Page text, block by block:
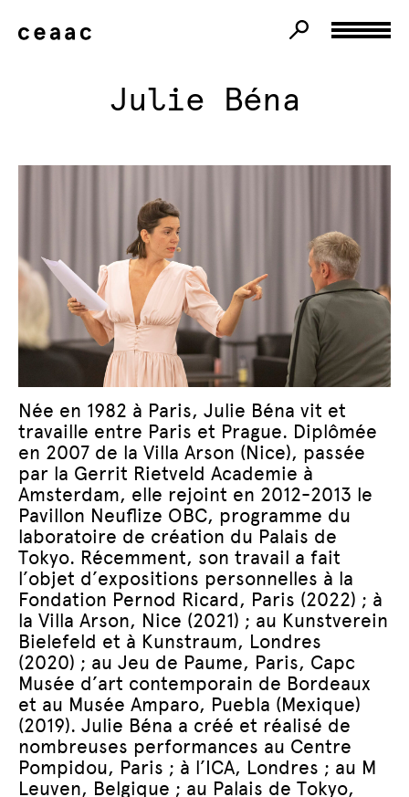
Julie Béna
Née en 1982 à Paris, Julie Béna vit et
travaille entre Paris et Prague. Diplômée
en 2007 de la Villa Arson (Nice), passée
par la Gerrit Rietveld Academie à
Amsterdam, elle rejoint en 2012-2013 le
Pavillon Neuflize OBC, programme du
laboratoire de création du Palais de
Tokyo. Récemment, son travail a fait
l’objet d’expositions personnelles à la
Fondation Pernod Ricard, Paris (2022) ; à
la Villa Arson, Nice (2021) ; au Kunstverein
Bielefeld et à Kunstraum, Londres
(2020) ; au Jeu de Paume, Paris, Capc
Musée d’art contemporain de Bordeaux
et au Musée Amparo, Puebla (Mexique)
(2019). Julie Béna a créé et réalisé de
nombreuses performances au Centre
Pompidou, Paris ; à l’ICA, Londres ; au M
Leuven, Belgique ; au Palais de Tokyo,